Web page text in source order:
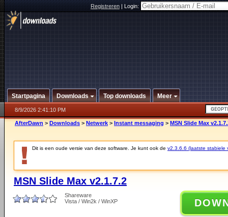
Registreren|Login:
Startpagina Downloads Top downloads Meer
8/9/2026 2:41:10 PM
AfterDawn > Downloads > Netwerk > Instant messaging > MSN Slide Max
Dit is een oude versie van deze software. Je kunt ook de v2.3.6.6 (laatste stabiele
MSN Slide Max v2.1.7.2
Shareware
Vista / Win2k / WinXP